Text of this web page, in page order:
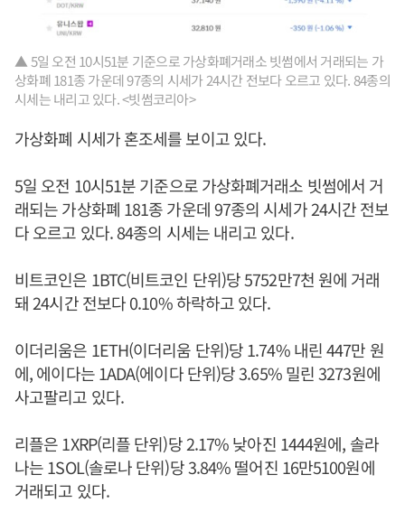
▲ 5일 오전 10시51분 기준으로 가상화폐거래소 빗썸에서 거래되는 가
상화폐 181종 가운데 97종의 시세가 24시간 전보다 오르고 있다. 84종의
시세는 내리고 있다. <빗썸코리아>
가상화폐 시세가 혼조세를 보이고 있다.
5일 오전 10시51분 기준으로 가상화폐거래소 빗썸에서 거
래되는 가상화폐 181종 가운데 97종의 시세가 24시간 전보
다 오르고 있다. 84종의 시세는 내리고 있다.
비트코인은 1BTC(비트코인 단위)당 5752만7천 원에 거래
돼 24시간 전보다 0.10% 하락하고 있다.
이더리움은 1ETH(이더리움 단위)당 1.74% 내린 447만 원
에, 에이다는 1ADA(에이다 단위)당 3.65% 밀린 3273원에
사고팔리고 있다.
리플은 1XRP(리플 단위)당 2.17% 낮아진 1444원에, 솔라
나는 1SOL(솔로나 단위)당 3.84% 떨어진 16만5100원에
거래되고 있다.